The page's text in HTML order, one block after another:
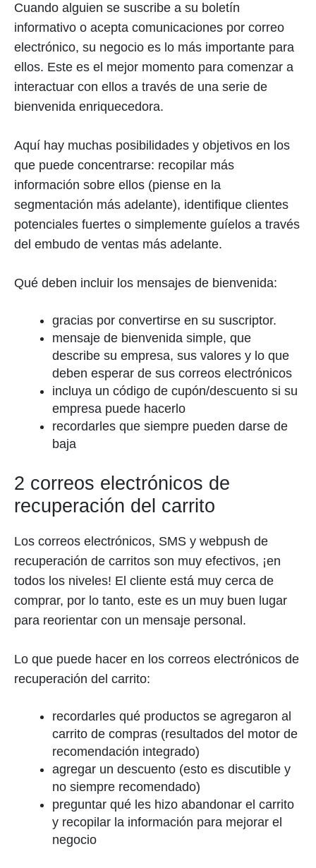
Cuando alguien se suscribe a su boletín
informativo o acepta comunicaciones por correo
electrónico, su negocio es lo más importante para
ellos. Este es el mejor momento para comenzar a
interactuar con ellos a través de una serie de
bienvenida enriquecedora.
Aquí hay muchas posibilidades y objetivos en los
que puede concentrarse: recopilar más
información sobre ellos (piense en la
segmentación más adelante), identifique clientes
potenciales fuertes o simplemente guíelos a través
del embudo de ventas más adelante.
Qué deben incluir los mensajes de bienvenida:
gracias por convertirse en su suscriptor.
mensaje de bienvenida simple, que
describe su empresa, sus valores y lo que
deben esperar de sus correos electrónicos
incluya un código de cupón/descuento si su
empresa puede hacerlo
recordarles que siempre pueden darse de
baja
2 correos electrónicos de
recuperación del carrito
Los correos electrónicos, SMS y webpush de
recuperación de carritos son muy efectivos, ¡en
todos los niveles! El cliente está muy cerca de
comprar, por lo tanto, este es un muy buen lugar
para reorientar con un mensaje personal.
Lo que puede hacer en los correos electrónicos de
recuperación del carrito:
recordarles qué productos se agregaron al
carrito de compras (resultados del motor de
recomendación integrado)
agregar un descuento (esto es discutible y
no siempre recomendado)
preguntar qué les hizo abandonar el carrito
y recopilar la información para mejorar el
negocio